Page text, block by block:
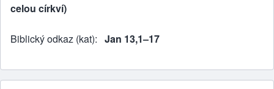
celou církví)
Biblický odkaz (kat) Jan 13,1–17